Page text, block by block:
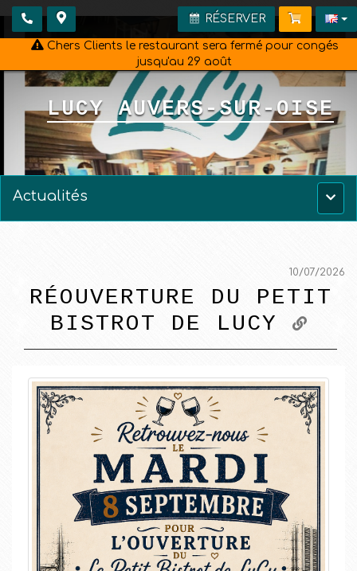
RÉSERVER
Chers Clients le restaurant sera fermé pour congés
jusqu'au 29 août
LUCY AUVERS-SUR-OISE
Menu
Actualités
10/07/2026
RÉOUVERTURE DU PETIT
BISTROT DE LUCY